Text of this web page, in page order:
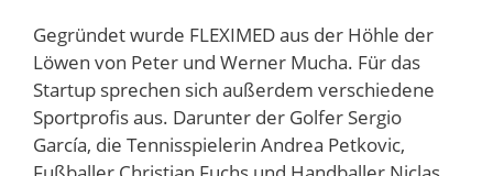
Gegründet wurde FLEXIMED aus der Höhle der
Löwen von Peter und Werner Mucha. Für das
Startup sprechen sich außerdem verschiedene
Sportprofis aus. Darunter der Golfer Sergio
García, die Tennisspielerin Andrea Petkovic,